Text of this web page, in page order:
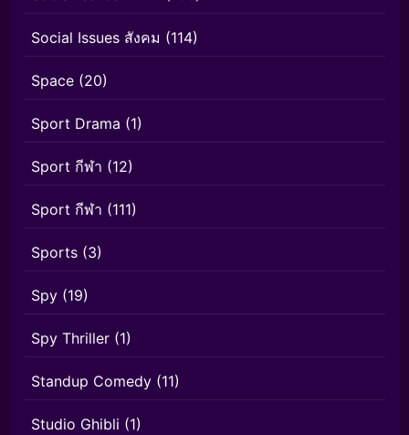
Social Issues สังคม (114)
Space (20)
Sport Drama (1)
Sport กีฬา (12)
Sport กีฬา (111)
Sports (3)
Spy (19)
Spy Thriller (1)
Standup Comedy (11)
Studio Ghibli (1)